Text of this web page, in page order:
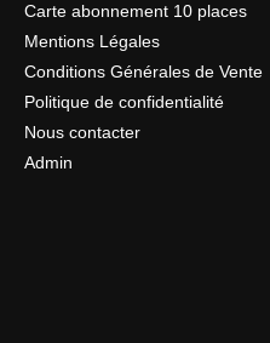
Carte abonnement 10 places
Mentions Légales
Conditions Générales de Vente
Politique de confidentialité
Nous contacter
Admin